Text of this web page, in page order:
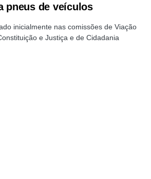
pneus de veículos
inicialmente nas comissões de Viação
e Justiça e de Cidadania